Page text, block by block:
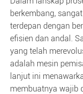
berkembang,
terdepan dengan
efisien dan andal.
yang telah
adalah mesin
lanjut ini
membuatnya wajib